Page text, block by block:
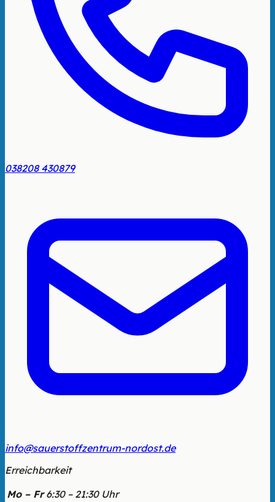
038208 430879
info@sauerstoffzentrum-nordost.de
Erreichbarkeit
Mo – Fr 6:30 – 21:30 Uhr